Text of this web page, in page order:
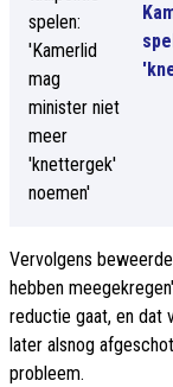
Vervolgens
hebben
reductie gaat, en dat
later alsnog
probleem.